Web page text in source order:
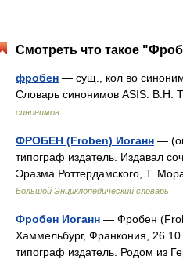
Смотреть что такое
фробен — сущ., кол во
Словарь синонимов ASIS.
синонимов
ФРОБЕН (Froben) Иоганн —
типограф издатель. Издавал
Эразма Роттердамского, Т.
Большой Энциклопедический словарь
Фробен Иоганн — Фробен
Хаммельбург, Франкония,
типограф издатель. Родом из